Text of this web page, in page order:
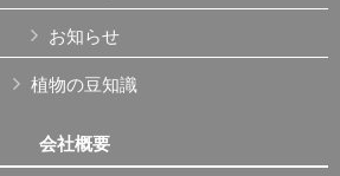
お知らせ
植物の豆知識
会社概要